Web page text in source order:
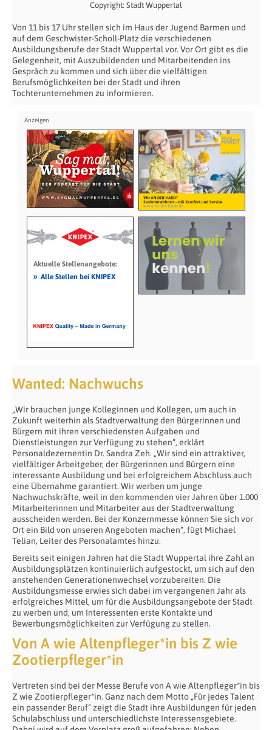
Copyright: Stadt Wuppertal
Von 11 bis 17 Uhr stellen sich im Haus der Jugend Barmen und
auf dem Geschwister-Scholl-Platz die verschiedenen
Ausbildungsberufe der Stadt Wuppertal vor. Vor Ort gibt es die
Gelegenheit, mit Auszubildenden und Mitarbeitenden ins
Gespräch zu kommen und sich über die vielfältigen
Berufsmöglichkeiten bei der Stadt und ihren
Tochterunternehmen zu informieren.
Aktuelle Stellenangebote:
» Alle Stellen bei KNIPEX
Wanted: Nachwuchs
„Wir brauchen junge Kolleginnen und Kollegen, um auch in
Zukunft weiterhin als Stadtverwaltung den Bürgerinnen und
Bürgern mit ihren verschiedensten Aufgaben und
Dienstleistungen zur Verfügung zu stehen“, erklärt
Personaldezernentin Dr. Sandra Zeh. „Wir sind ein attraktiver,
vielfältiger Arbeitgeber, der Bürgerinnen und Bürgern eine
interessante Ausbildung und bei erfolgreichem Abschluss auch
eine Übernahme garantiert. Wir werben um junge
Nachwuchskräfte, weil in den kommenden vier Jahren über 1.000
Mitarbeiterinnen und Mitarbeiter aus der Stadtverwaltung
ausscheiden werden. Bei der Konzernmesse können Sie sich vor
Ort ein Bild von unseren Angeboten machen“, fügt Michael
Telian, Leiter des Personalamtes hinzu.
Bereits seit einigen Jahren hat die Stadt Wuppertal ihre Zahl an
Ausbildungsplätzen kontinuierlich aufgestockt, um sich auf den
anstehenden Generationenwechsel vorzubereiten. Die
Ausbildungsmesse erwies sich dabei im vergangenen Jahr als
erfolgreiches Mittel, um für die Ausbildungsangebote der Stadt
zu werben und, um Interessenten erste Kontakte und
Bewerbungsmöglichkeiten zur Verfügung zu stellen.
Von A wie Altenpfleger*in bis Z wie
Zootierpfleger*in
Vertreten sind bei der Messe Berufe von A wie Altenpfleger*in bis
Z wie Zootierpfleger*in. Ganz nach dem Motto „Für jedes Talent
ein passender Beruf“ zeigt die Stadt ihre Ausbildungen für jeden
Schulabschluss und unterschiedlichste Interessensgebiete.